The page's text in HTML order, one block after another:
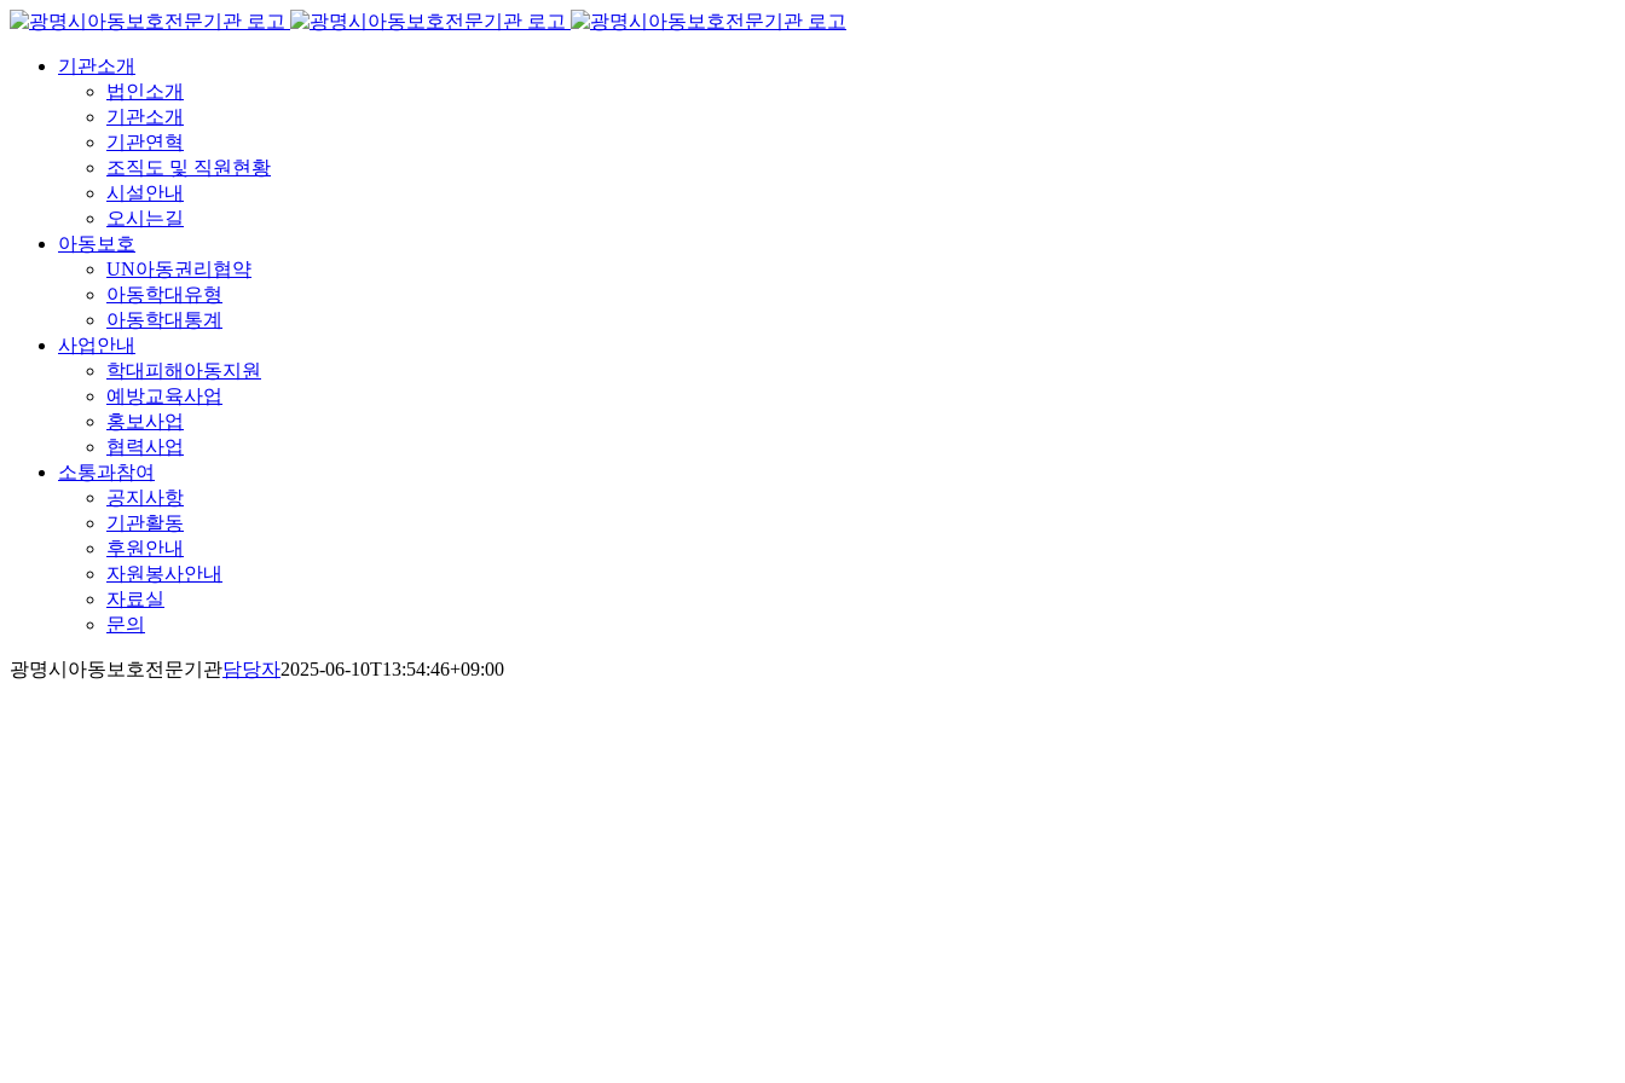
콘
기관소개
법인소개
기관소개
기관연혁
조직도 및 직원현황
시설안내
오시는길
아동보호
UN아동권리협약
아동학대유형
아동학대통계
사업안내
학대피해아동지원
예방교육사업
홍보사업
협력사업
소통과참여
공지사항
기관활동
후원안내
자원봉사안내
자료실
문의
광명시아동보호전문기관담당자2025-06-10T13:54:46+09:00